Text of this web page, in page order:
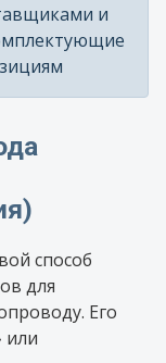
и
способ
для
Его
или